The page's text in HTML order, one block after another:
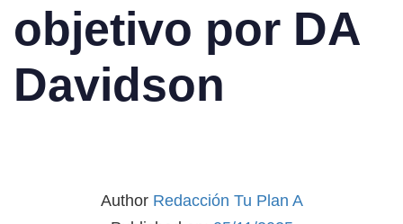
objetivo por DA
Davidson
Author Redacción Tu Plan A